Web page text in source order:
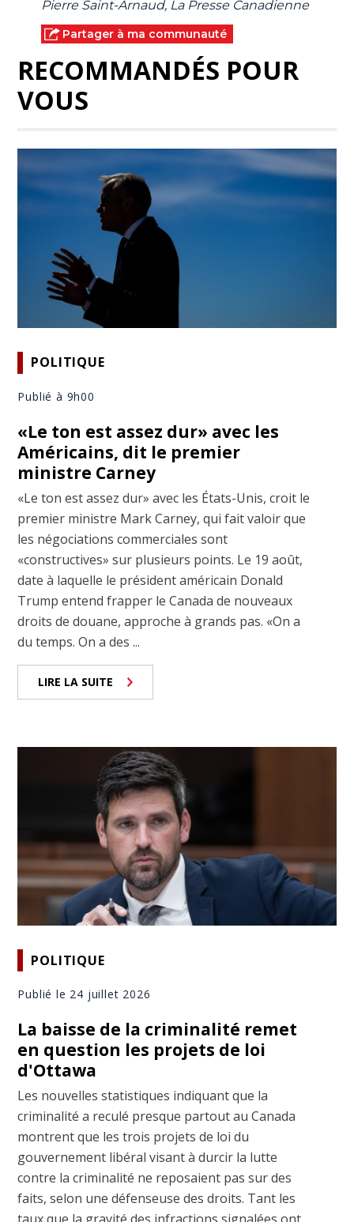
Pierre Saint-Arnaud, La Presse Canadienne
Partager à ma communauté
RECOMMANDÉS POUR
VOUS
POLITIQUE
Publié à 9h00
«Le ton est assez dur» avec les
Américains, dit le premier
ministre Carney
«Le ton est assez dur» avec les États-Unis, croit le
premier ministre Mark Carney, qui fait valoir que
les négociations commerciales sont
«constructives» sur plusieurs points. Le 19 août,
date à laquelle le président américain Donald
Trump entend frapper le Canada de nouveaux
droits de douane, approche à grands pas. «On a
du temps. On a des ...
LIRE LA SUITE
POLITIQUE
Publié le 24 juillet 2026
La baisse de la criminalité remet
en question les projets de loi
d'Ottawa
Les nouvelles statistiques indiquant que la
criminalité a reculé presque partout au Canada
montrent que les trois projets de loi du
gouvernement libéral visant à durcir la lutte
contre la criminalité ne reposaient pas sur des
faits, selon une défenseuse des droits. Tant les